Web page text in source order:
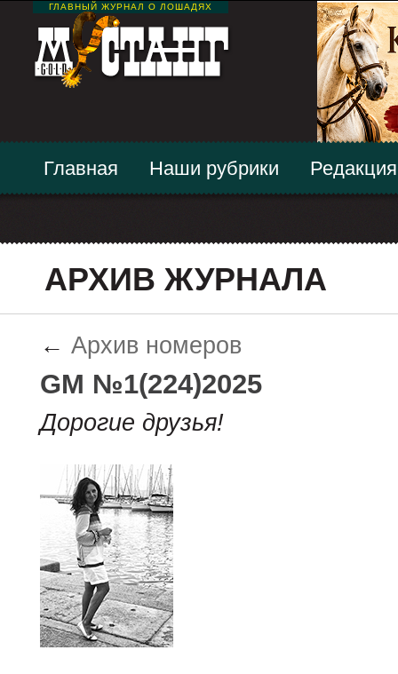
ГЛАВНЫЙ ЖУРНАЛ О ЛОШАДЯХ
Главная Наши рубрики Редакция
АРХИВ ЖУРНАЛА
← Архив номеров
GM №1(224)2025
Дорогие друзья!